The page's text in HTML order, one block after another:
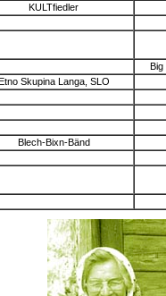
KULTfiedler
Big
Skupina Langa, SLO
Blech-Bixn-Bänd